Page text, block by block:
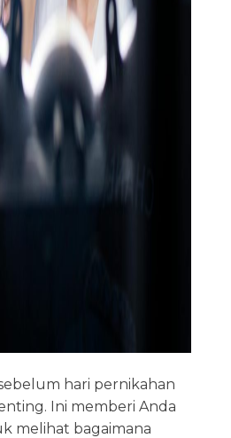
hari pernikahan
Ini memberi Anda
melihat bagaimana